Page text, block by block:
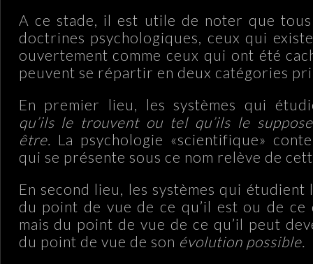
A ce stade, il est utile de noter que
doctrines psychologiques, ceux qui
ouvertement comme ceux qui ont été
peuvent se répartir en deux catégories
En premier lieu, les systèmes qui
qu’ils le trouvent ou tel qu’ils le
être. La psychologie «scientifique»
qui se présente sous ce nom relève de
En second lieu, les systèmes qui étudient
du point de vue de ce qu’il est ou de ce
mais du point de vue de ce qu’il peut
du point de vue de son évolution possible.